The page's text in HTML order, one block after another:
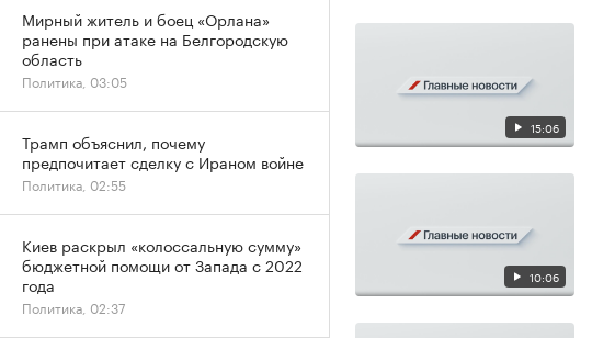
15:06
10:06
Мирный житель и боец «Орлана»
ранены при атаке на Белгородскую
область
Политика, 03:05
Трамп объяснил, почему
предпочитает сделку с Ираном войне
Политика, 02:55
Киев раскрыл «колоссальную сумму»
бюджетной помощи от Запада с 2022
года
Политика, 02:37